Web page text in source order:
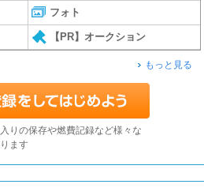
フォト
【PR】オークション
もっと見る
りの保存や燃費記録など様々な
ます